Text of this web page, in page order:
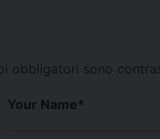
obbligatori sono
Your Name*